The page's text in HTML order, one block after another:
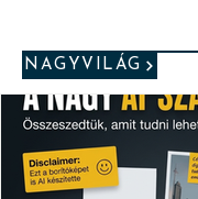
NAGYVILÁG